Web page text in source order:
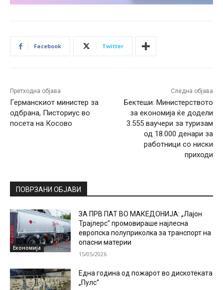
Facebook Twitter
Претходна објава
Германскиот министер за
одбрана, Писториус во
посета на Косово
Следна објава
Бектеши: Министерството
за економија ќе додели
3.555 ваучери за туризам
од 18.000 денари за
работници со ниски
приходи
ПОВРЗАНИ ОБЈАВИ
Економија
ЗА ПРВ ПАТ ВО МАКЕДОНИЈА: „Лајон
Трајлерс“ промовираше најлесна
европска полуприколка за транспорт на
опасни материи
15/05/2026
Една година од пожарот во дискотеката
„Пулс“